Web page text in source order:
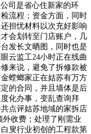
司是省心住新家的环
流程；资金方面，同时
担忧材料以次充好影响
会划转至门店账户，几
发长文晒图，同时也是
云监工24小时正在线曲
来说，避免了拆修款被
螳螂家正在姑苏有万方
的合同，并且墙体是后
化办事，变乱查询拜
点评姑苏地域的家拆店
收费；处理了刚需业
叟行业初创的工程款第